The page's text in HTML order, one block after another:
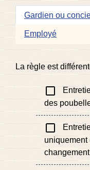
Gardien ou
Employé
La règle est
check_box_outline_blank
des
check_box_outline_blank
uniquement